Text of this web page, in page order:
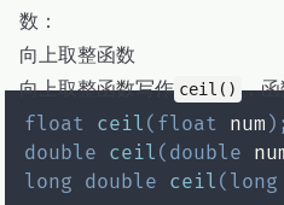
数：
向上取整函数
向上取整函数写作 ceil() ，
float ceil ( float num )
double ceil ( double
long double ceil ( long